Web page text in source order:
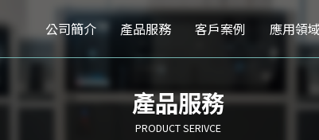
公司簡介 產品服務 客戶案例 應用領域
產品服務
PRODUCT SERIVCE